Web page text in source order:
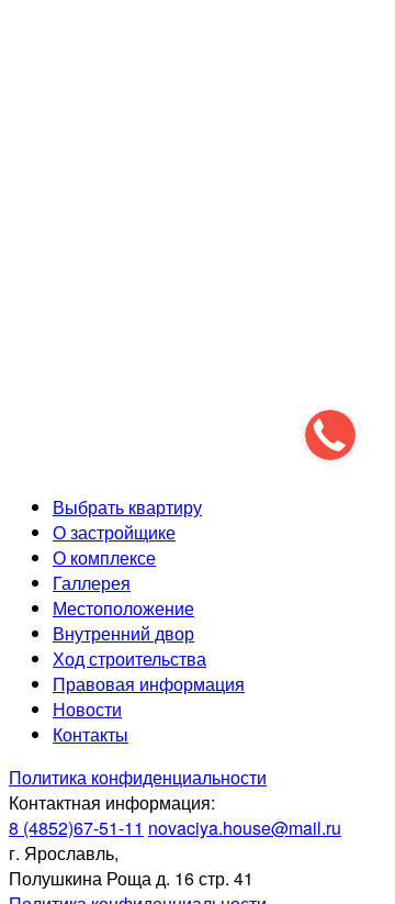
Выбрать квартиру
О застройщике
О комплексе
Галлерея
Местоположение
Внутренний двор
Ход строительства
Правовая информация
Новости
Контакты
Политика конфиденциальности
Контактная информация:
8 (4852)67-51-11 novaciya.house@mail.ru
г. Ярославль,
Полушкина Роща д. 16 стр. 41